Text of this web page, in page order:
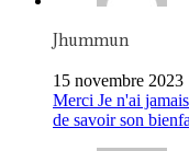
Jhummun
15 novembre
Merci Je n'ai
de savoir son